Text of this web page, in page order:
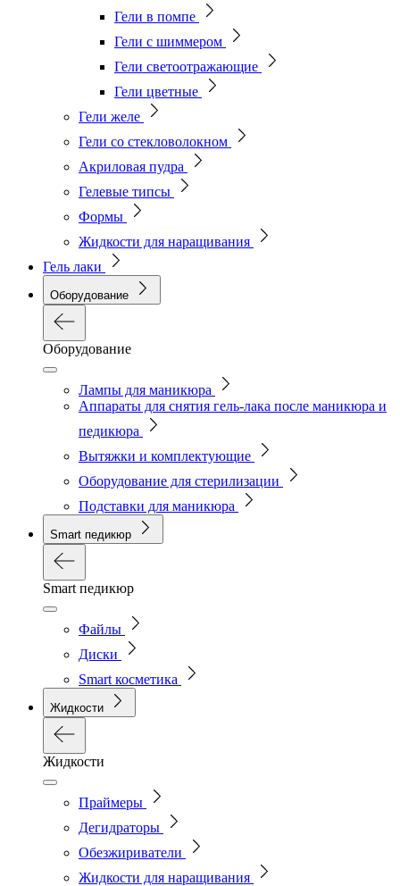
Гели в помпе
Гели с шиммером
Гели светоотражающие
Гели цветные
Гели желе
Гели со стекловолокном
Акриловая пудра
Гелевые типсы
Формы
Жидкости для наращивания
Гель лаки
Оборудование
Оборудование
Лампы для маникюра
Аппараты для снятия гель-лака после маникюра и
педикюра
Вытяжки и комплектующие
Оборудование для стерилизации
Подставки для маникюра
Smart педикюр
Smart педикюр
Файлы
Диски
Smart косметика
Жидкости
Жидкости
Праймеры
Дегидраторы
Обезжириватели
Жидкости для наращивания